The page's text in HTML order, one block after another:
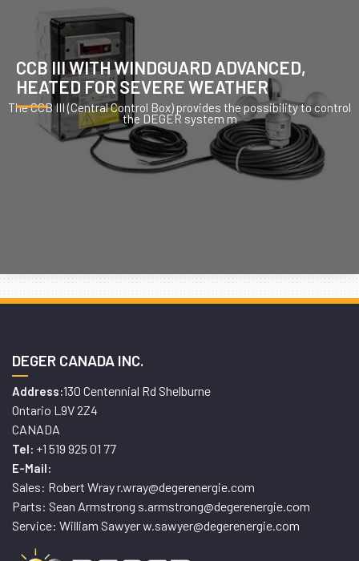
CCB III WITH WINDGUARD ADVANCED,
HEATED FOR SEVERE WEATHER
The CCB III (Central Control Box) provides the possibility to control
the DEGER system m
DEGER CANADA INC.
Address:130 Centennial Rd Shelburne
Ontario L9V 2Z4
CANADA
Tel: +1 519 925 01 77
E-Mail:
Sales: Robert Wray r.wray@degerenergie.com
Parts: Sean Armstrong s.armstrong@degerenergie.com
Service: William Sawyer w.sawyer@degerenergie.com